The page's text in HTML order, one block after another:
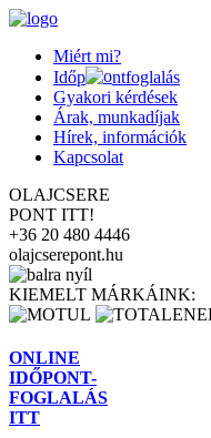
Miért mi?
Időp
ntfoglalás
Gyakori kérdések
Árak, munkadíjak
Hírek, információk
Kapcsolat
OLAJCSERE
PONT ITT!
+36 20 480 4446
olajcserepont.hu
KIEMELT MÁRKÁINK:
ONLINE
IDŐPONT-
FOGLALÁS
ITT